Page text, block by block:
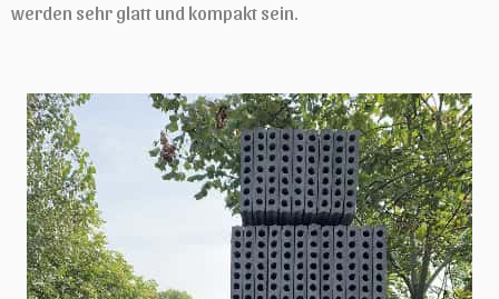
werden sehr glatt und kompakt sein.